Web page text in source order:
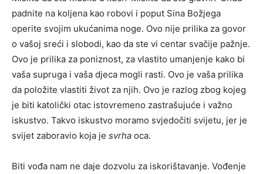
padnite na koljena kao robovi i poput Sina Božjega
operite svojim ukućanima noge. Ovo nije prilika za govor
o vašoj sreći i slobodi, kao da ste vi centar svačije pažnje.
Ovo je prilika za poniznost, za vlastito umanjenje kako bi
vaša supruga i vaša djeca mogli rasti. Ovo je vaša prilika
da položite vlastiti život za njih. Ovo je razlog zbog kojeg
je biti katolički otac istovremeno zastrašujuće i važno
iskustvo. Takvo iskustvo moramo svjedočiti svijetu, jer je
svijet zaboravio koja je svrha oca.
Biti vođa nam ne daje dozvolu za iskorištavanje. Vođenje